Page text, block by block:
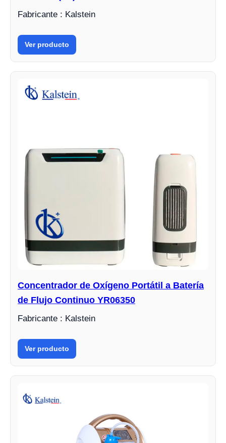
Fabricante : Kalstein
Ver producto
Concentrador de Oxígeno Portátil a Batería
de Flujo Continuo YR06350
Fabricante : Kalstein
Ver producto